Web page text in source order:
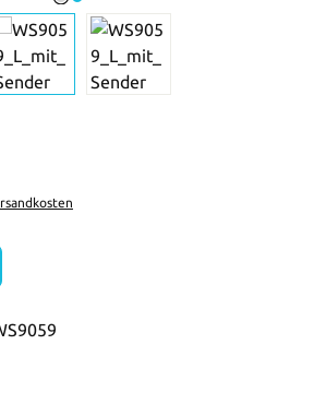
gewünschten Wert ein oder benutze die